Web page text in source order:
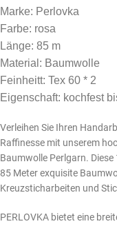
Marke: Perlovka
Farbe: rosa
Länge: 85 m
Material: Baumwolle
Feinheitt: Tex 60 * 2
Eigenschaft: kochfest
Verleihen Sie Ihren
Raffinesse mit unserem
Baumwolle Perlgarn.
85 Meter exquisite
Kreuzsticharbeiten und
PERLOVKA bietet eine